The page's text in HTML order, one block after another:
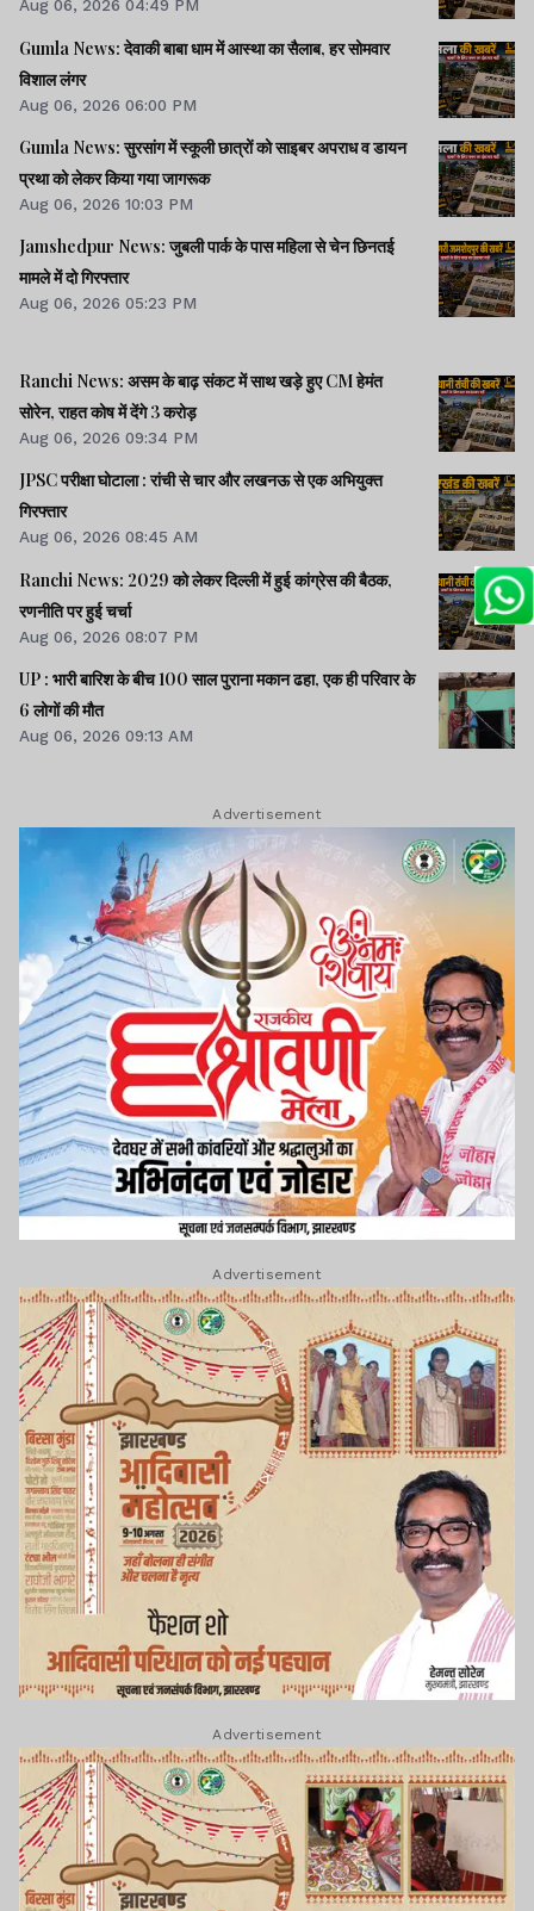
Aug 06, 2026 04:49 PM
Gumla News: देवाकी बाबा धाम में आस्था का सैलाब, हर सोमवार
विशाल लंगर
Aug 06, 2026 06:00 PM
Gumla News: सुरसांग में स्कूली छात्रों को साइबर अपराध व डायन
प्रथा को लेकर किया गया जागरूक
Aug 06, 2026 10:03 PM
Jamshedpur News: जुबली पार्क के पास महिला से चेन छिनतई
मामले में दो गिरफ्तार
Aug 06, 2026 05:23 PM
Ranchi News: असम के बाढ़ संकट में साथ खड़े हुए CM हेमंत
सोरेन, राहत कोष में देंगे 3 करोड़
Aug 06, 2026 09:34 PM
JPSC परीक्षा घोटाला : रांची से चार और लखनऊ से एक अभियुक्त
गिरफ्तार
Aug 06, 2026 08:45 AM
Ranchi News: 2029 को लेकर दिल्ली में हुई कांग्रेस की बैठक,
रणनीति पर हुई चर्चा
Aug 06, 2026 08:07 PM
UP : भारी बारिश के बीच 100 साल पुराना मकान ढहा, एक ही परिवार के
6 लोगों की मौत
Aug 06, 2026 09:13 AM
Advertisement
Advertisement
Advertisement